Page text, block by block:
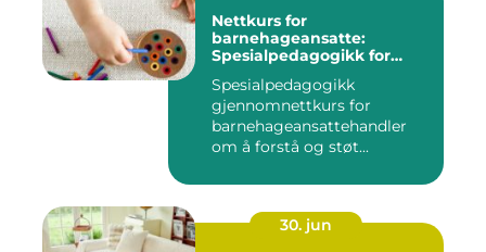
Nettkurs for
barnehageansatte:
Spesialpedagogikk for
skole
Spesialpedagogikk
gjennomnettkurs for
barnehageansattehandler
om å forstå og støt...
30. jun